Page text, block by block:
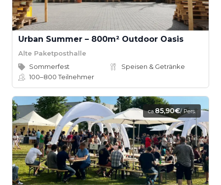
Urban Summer – 800m² Outdoor Oasis
Alte Paketposthalle
Sommerfest
Speisen & Getränke
100–800Teilnehmer
ca.85,90€/ Pers.